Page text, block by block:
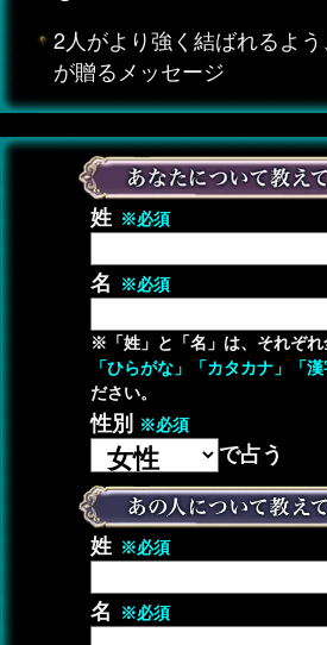
2人がより強く結ばれるよ
が贈るメッセージ
姓 ※必須
名 ※必須
※「姓」と「名」は、それぞれ
「ひらがな」「カタカナ」「
ださい。
性別 ※必須
で占う
姓 ※必須
名 ※必須